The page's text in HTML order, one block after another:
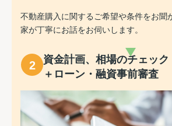
不動産購入に関するご希望や条件をお聞
家が丁寧にお話をお伺いします。
2
資金計画、相場のチェック
＋ローン・融資事前審査